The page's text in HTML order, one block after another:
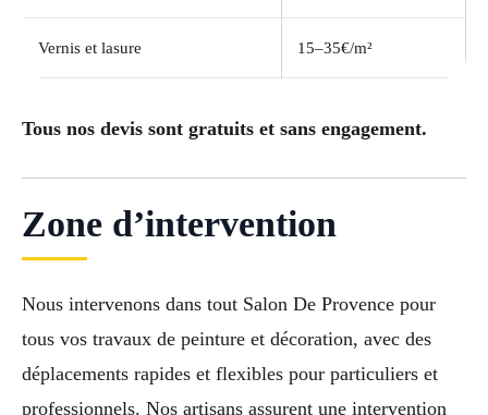
Vernis et lasure 15–35€/m²
Tous nos devis sont gratuits et sans engagement.
Zone d’intervention
Nous intervenons dans tout Salon De Provence pour
tous vos travaux de peinture et décoration, avec des
déplacements rapides et flexibles pour particuliers et
professionnels. Nos artisans assurent une intervention